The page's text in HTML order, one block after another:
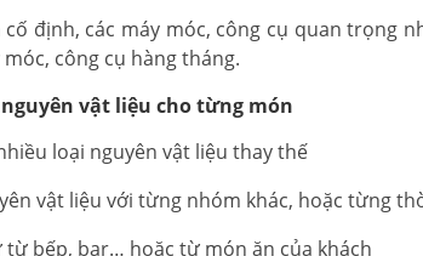
cố định, các máy móc, công cụ quan
công cụ hàng tháng.
vật liệu cho từng món
loại nguyên vật liệu thay thế
vật liệu với từng nhóm khác, hoặc từng
bếp, bar… hoặc từ món ăn của khách